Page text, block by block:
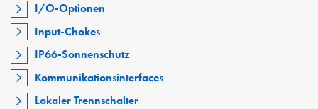
I/O-Optionen
Input-Chokes
IP66-Sonnenschutz
Kommunikationsinterfaces
Lokaler Trennschalter